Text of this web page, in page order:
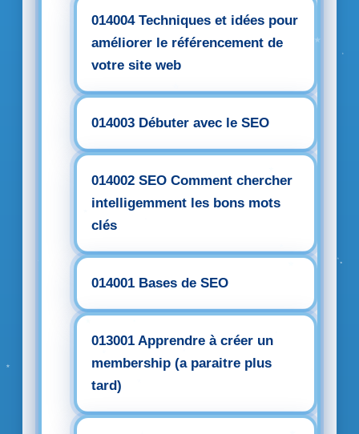
014004 Techniques et idées pour
améliorer le référencement de
votre site web
014003 Débuter avec le SEO
014002 SEO Comment chercher
intelligemment les bons mots
clés
014001 Bases de SEO
013001 Apprendre à créer un
membership (a paraitre plus
tard)